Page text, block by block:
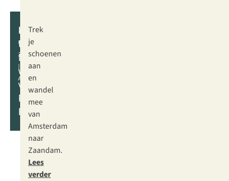
19
SEPTEMBER
2026
|
AMSTERDAM
Dam
tot
Dam
wandeltocht
voor
Pink
Ribbon
Trek
je
schoenen
aan
en
wandel
mee
van
Amsterdam
naar
Zaandam.
Lees
verder